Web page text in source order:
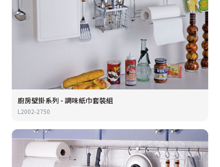
廚房壁掛系列 - 調味紙巾套裝組
L2002-2750